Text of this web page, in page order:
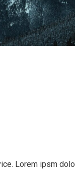
Lorem ipsm